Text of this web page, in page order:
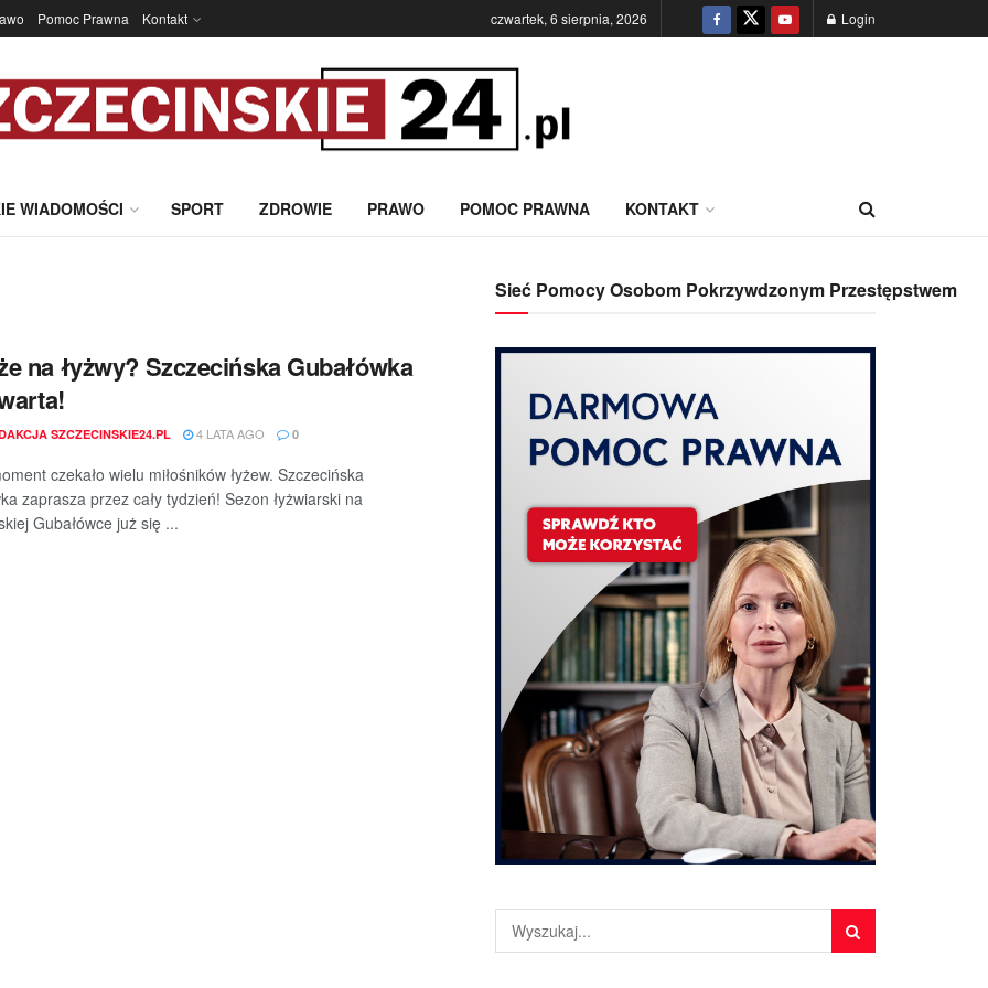
Pomoc Prawna Kontakt czwartek, 6 sierpnia, 2026 Login
WIADOMOŚCI SPORT ZDROWIE PRAWO POMOC PRAWNA KONTAKT
na łyżwy? Szczecińska Gubałówka
SZCZECINSKIE24.PL 4 LATA AGO 0
czekało wielu miłośników łyżew. Szczecińska
zaprasza przez cały tydzień! Sezon łyżwiarski na
Gubałówce już się ...
Sieć Pomocy Osobom Pokrzywdzonym Przestępstwem